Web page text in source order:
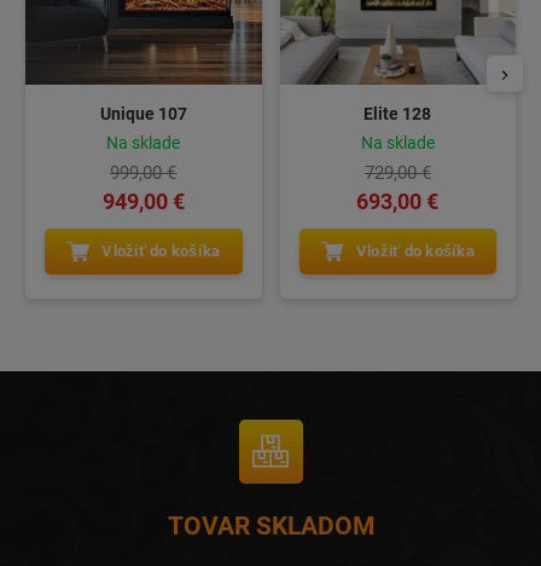
Unique 107
Na sklade
999,00 €
949,00 €
Vložiť do košíka
Elite 128
Na sklade
729,00 €
693,00 €
Vložiť do košíka
TOVAR SKLADOM